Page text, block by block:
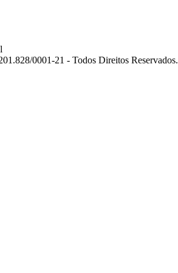
0001-21 - Todos Direitos Reservados.